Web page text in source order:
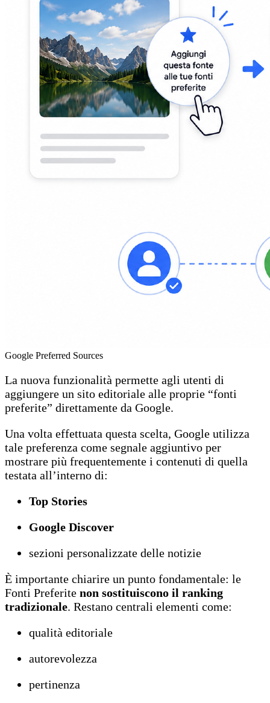
Google Preferred Sources
La nuova funzionalità permette agli utenti di
aggiungere un sito editoriale alle proprie “fonti
preferite” direttamente da Google.
Una volta effettuata questa scelta, Google utilizza
tale preferenza come segnale aggiuntivo per
mostrare più frequentemente i contenuti di quella
testata all’interno di:
Top Stories
Google Discover
sezioni personalizzate delle notizie
È importante chiarire un punto fondamentale: le
Fonti Preferite non sostituiscono il ranking
tradizionale. Restano centrali elementi come:
qualità editoriale
autorevolezza
pertinenza